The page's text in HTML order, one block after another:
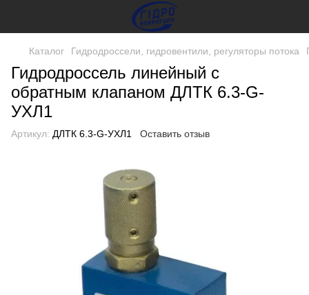
Каталог Гидродроссели, гидровентили, регуляторы потока
Гидродроссель линейный с
обратным клапаном ДЛТК 6.3-G-
УХЛ1
Артикул: ДЛТК 6.3-G-УХЛ1 Оставить отзыв